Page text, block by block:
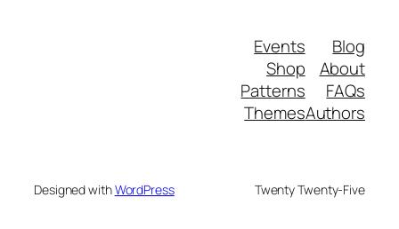
Blog
About
FAQs
Authors
Events
Shop
Patterns
Themes
Twenty Twenty-Five
Designed withWordPress